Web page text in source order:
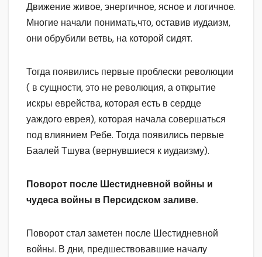
Движение живое, энергичное, ясное и логичное.
Многие начали понимать,что, оставив иудаизм,
они обрубили ветвь, на которой сидят.
Тогда появились первые проблески революции
( в сущности, это не революция, а открытие
искры еврейства, которая есть в сердце
уаждого еврея), которая начала совершаться
под влиянием Ребе. Тогда появились первые
Баалей Тшува (вернувшиеся к иудаизму).
Поворот после Шестидневной войны и
чудеса войны в Персидском заливе.
Поворот стал заметен после Шестидневной
войны. В дни, предшествовавшие началу